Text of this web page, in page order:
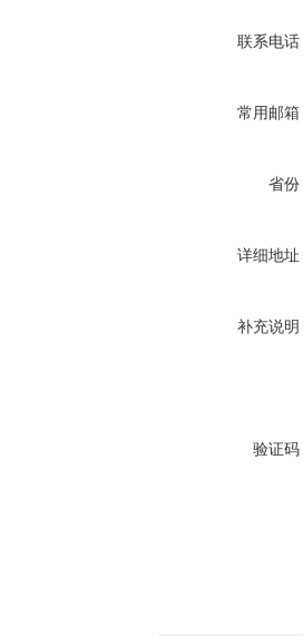
联系电话
常用邮箱
省份
详细地址
补充说明
验证码